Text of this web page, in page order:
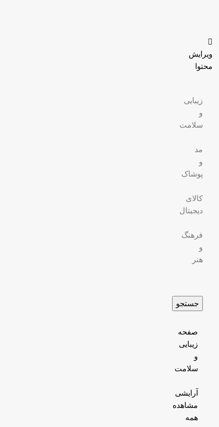
ویرایش
محتوا
زیبایی
و
سلامت
مد
و
پوشاک
کالای
دیجیتال
فرهنگ
و
هنر
جستجو
صفحه
زیبایی
و
سلامت
آرایشی
مشاهده
همه